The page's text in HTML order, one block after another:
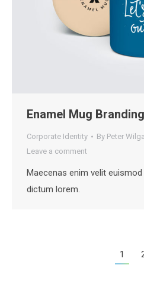
Enamel Mug Branding
Corporate Identity By Peter
Leave a comment
Maecenas enim velit
dictum lorem.
1